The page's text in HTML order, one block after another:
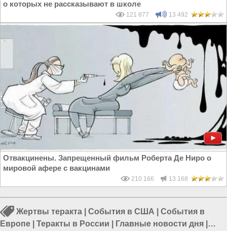
о которых не рассказывают в школе
121 877 13 492
Отвакцинены. Запрещенный фильм Роберта Де Ниро о
мировой афере с вакцинами
210 166 13 168
Жертвы теракта События в США
События в
Европе
Теракты в России Главные новости дня